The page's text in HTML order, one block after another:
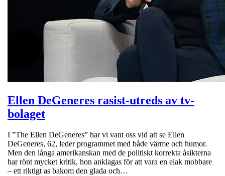
Ellen DeGeneres rasist-utreds av tv-
bolaget
I ”The Ellen DeGeneres” har vi vant oss vid att se Ellen
DeGeneres, 62, leder programmet med både värme och humor.
Men den långa amerikanskan med de politiskt korrekta åsikterna
har rönt mycket kritik, hon anklagas för att vara en elak mobbare
– ett riktigt as bakom den glada och…